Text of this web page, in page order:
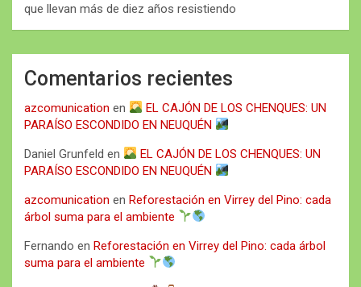
que llevan más de diez años resistiendo
Comentarios recientes
azcomunication en
EL CAJÓN DE LOS CHENQUES: UN
PARAÍSO ESCONDIDO EN NEUQUÉN
Daniel Grunfeld en
EL CAJÓN DE LOS CHENQUES: UN
PARAÍSO ESCONDIDO EN NEUQUÉN
azcomunication en Reforestación en Virrey del Pino: cada
árbol suma para el ambiente
Fernando en Reforestación en Virrey del Pino: cada árbol
suma para el ambiente